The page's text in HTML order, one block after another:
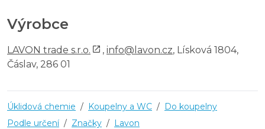
Výrobce
LAVON trade s.r.o. , info@lavon.cz, Lísková 1804,
Čáslav, 286 01
Úklidová chemie / Koupelny a WC / Do koupelny
Podle určení / Značky / Lavon